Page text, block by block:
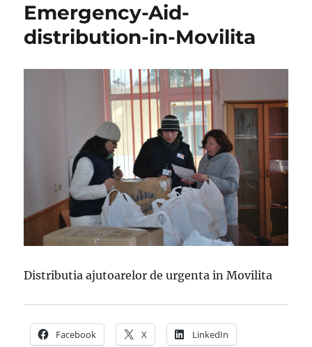
Emergency-Aid-
distribution-in-Movilita
Distributia ajutoarelor de urgenta in Movilita
Facebook X LinkedIn